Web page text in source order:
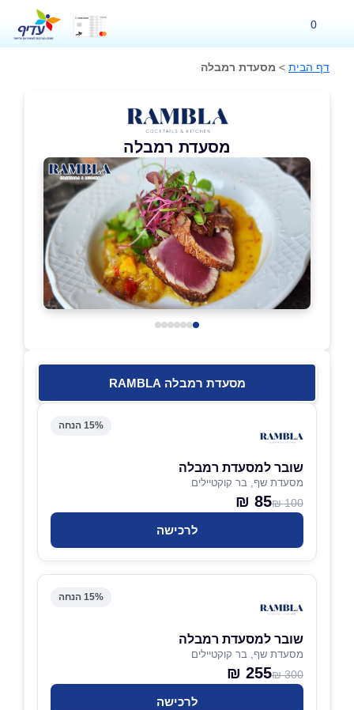
0
דף הבית > מסעדת רמבלה
מסעדת רמבלה
מסעדת רמבלה RAMBLA
15% הנחה
שובר למסעדת רמבלה
מסעדת שף, בר קוקטיילים
100 ₪
85 ₪
לרכישה
15% הנחה
שובר למסעדת רמבלה
מסעדת שף, בר קוקטיילים
300 ₪
255 ₪
לרכישה